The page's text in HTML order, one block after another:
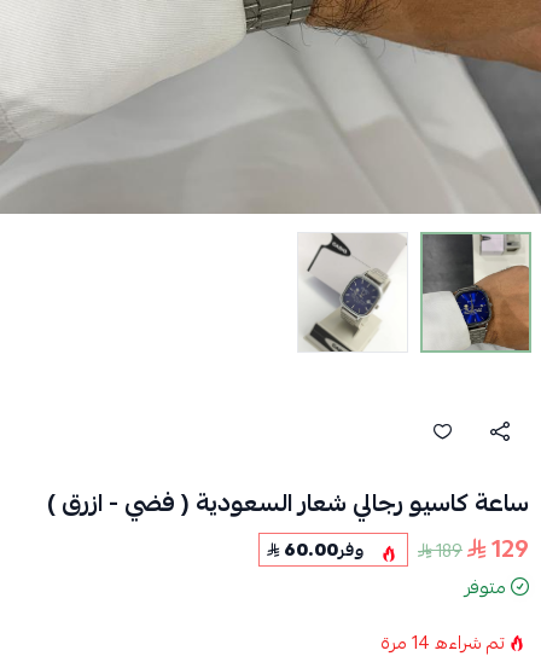
ساعة كاسيو رجالي شعار السعودية ( فضي - ازرق )
129
189 وفر60.00
متوفر
تم شراءه14مرة